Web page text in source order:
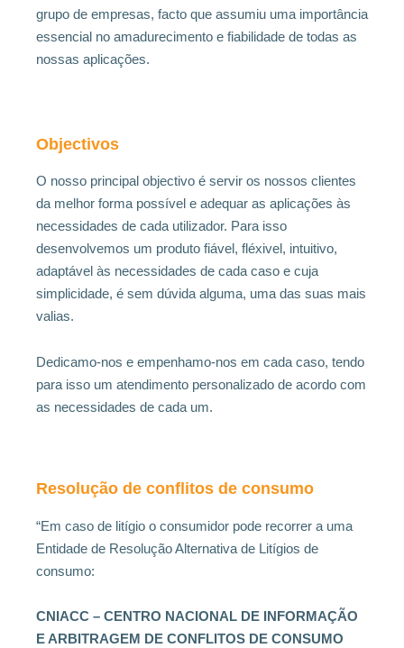
grupo de empresas, facto que assumiu uma importância
essencial no amadurecimento e fiabilidade de todas as
nossas aplicações.
Objectivos
O nosso principal objectivo é servir os nossos clientes
da melhor forma possível e adequar as aplicações às
necessidades de cada utilizador. Para isso
desenvolvemos um produto fiável, fléxivel, intuitivo,
adaptável às necessidades de cada caso e cuja
simplicidade, é sem dúvida alguma, uma das suas mais
valias.
Dedicamo-nos e empenhamo-nos em cada caso, tendo
para isso um atendimento personalizado de acordo com
as necessidades de cada um.
Resolução de conflitos de consumo
“Em caso de litígio o consumidor pode recorrer a uma
Entidade de Resolução Alternativa de Litígios de
consumo:
CNIACC – CENTRO NACIONAL DE INFORMAÇÃO
E ARBITRAGEM DE CONFLITOS DE CONSUMO